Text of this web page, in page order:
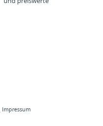
Impressum